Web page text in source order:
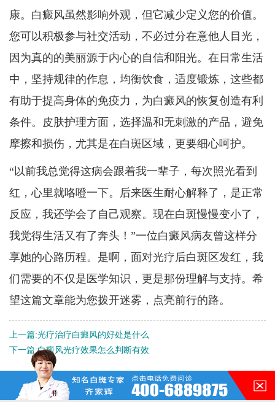
康。白癜风虽然影响外观，但它减少定义您的价值。
您可以积极参与社交活动，不必过分在意他人目光，
因为真的的美丽源于内心的自信和阳光。在日常生活
中，坚持规律的作息，均衡饮食，适度锻炼，这些都
有助于提高身体的免疫力，为白癜风的恢复创造有利
条件。皮肤护理方面，选择温和无刺激的产品，避免
摩擦和损伤，尤其是在白斑区域，更要细心呵护。
“以前我总觉得这病会跟着我一辈子，每次照光看到
红，心里就咯噔一下。后来医生耐心解释了，是正常
反应，我还学会了自己观察。现在白斑慢慢变小了，
我觉得生活又有了奔头！”一位白癜风病友曾这样分
享她的心路历程。是啊，面对光疗后白斑区发红，我
们需要的不仅是医学知识，更是那份理解与支持。希
望这篇文章能为您拨开迷雾，点亮前行的路。
上一篇:光疗治疗白癜风的好处是什么
下一篇:白癜风光疗效果怎么判断有效
QQ：3188546587